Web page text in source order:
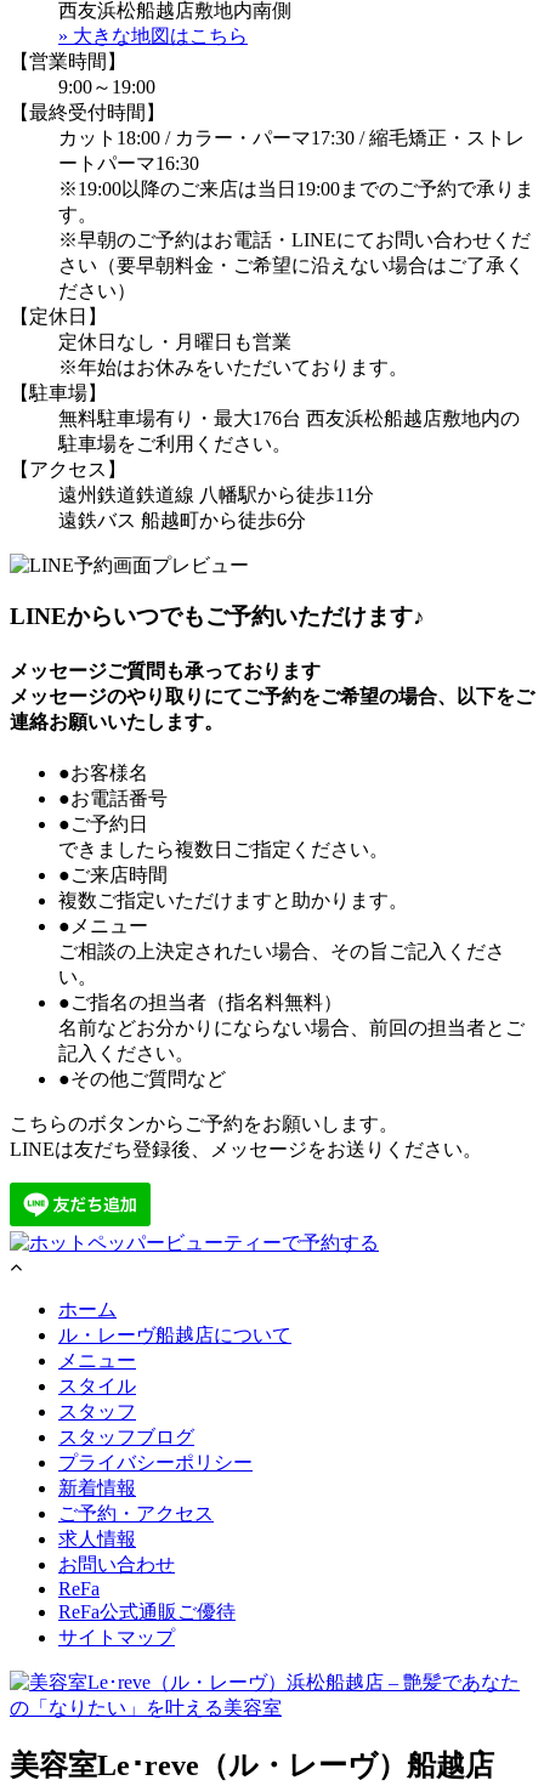
西友浜松船越店敷地内南側
» 大きな地図はこちら
【営業時間】
9:00～19:00
【最終受付時間】
カット18:00 / カラー・パーマ17:30 / 縮毛矯正・ストレ
ートパーマ16:30
※19:00以降のご来店は当日19:00までのご予約で承りま
す。
※早朝のご予約はお電話・LINEにてお問い合わせくだ
さい（要早朝料金・ご希望に沿えない場合はご了承く
ださい）
【定休日】
定休日なし・月曜日も営業
※年始はお休みをいただいております。
【駐車場】
無料駐車場有り・最大176台 西友浜松船越店敷地内の
駐車場をご利用ください。
【アクセス】
遠州鉄道鉄道線 八幡駅から徒歩11分
遠鉄バス 船越町から徒歩6分
LINEからいつでもご予約いただけます♪
メッセージご質問も承っております
メッセージのやり取りにてご予約をご希望の場合、以下をご
連絡お願いいたします。
●お客様名
●お電話番号
●ご予約日
できましたら複数日ご指定ください。
●ご来店時間
複数ご指定いただけますと助かります。
●メニュー
ご相談の上決定されたい場合、その旨ご記入くださ
い。
●ご指名の担当者（指名料無料）
名前などお分かりにならない場合、前回の担当者とご
記入ください。
●その他ご質問など
こちらのボタンからご予約をお願いします。
LINEは友だち登録後、メッセージをお送りください。
ホーム
ル・レーヴ船越店について
メニュー
スタイル
スタッフ
スタッフブログ
プライバシーポリシー
新着情報
ご予約・アクセス
求人情報
お問い合わせ
ReFa
ReFa公式通販ご優待
サイトマップ
美容室Le･reve（ル・レーヴ）船越店